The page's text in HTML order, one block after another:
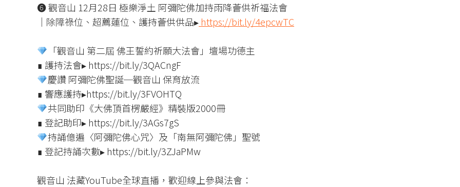
❻ 觀音山 12月28日 極樂淨土 阿彌陀佛加持雨降薈供祈福法會
｜除障祿位、超薦蓮位、護持薈供供品▸https://bit.ly/4epcwTC
「觀音山 第二屆 佛王誓約祈願大法會」壇場功德主
∎ 護持法會▸ https://bit.ly/3QACngF
慶讚 阿彌陀佛聖誕─觀音山 保育放流
∎ 響應護持▸https://bit.ly/3FVOHTQ
共同助印《大佛頂首楞嚴經》精裝版2000冊
∎ 登記助印▸ https://bit.ly/3AGs7gS
持誦億遍〈阿彌陀佛心咒〉及「南無阿彌陀佛」聖號
∎ 登記持誦次數▸ https://bit.ly/3ZJaPMw
觀音山 法藏YouTube全球直播，歡迎線上參與法會：